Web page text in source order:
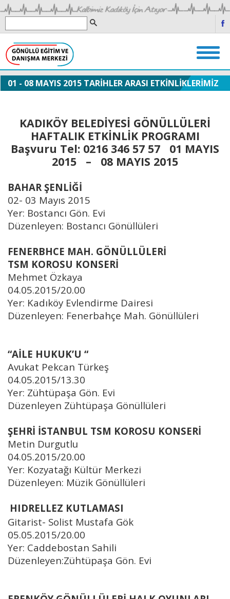
01 - 08 MAYIS 2015 TARİHLER ARASI ETKİNLİKLERİMİZ
KADIKÖY BELEDİYESİ GÖNÜLLÜLERİ
HAFTALIK ETKİNLİK PROGRAMI
Başvuru Tel: 0216 346 57 57
01 MAYIS
2015 – 08 MAYIS 2015
BAHAR ŞENLİĞİ
02- 03 Mayıs 2015
Yer: Bostancı Gön. Evi
Düzenleyen: Bostancı Gönüllüleri
FENERBHCE MAH. GÖNÜLLÜLERİ
TSM KOROSU KONSERİ
Mehmet Özkaya
04.05.2015/20.00
Yer: Kadıköy Evlendirme Dairesi
Düzenleyen: Fenerbahçe Mah. Gönüllüleri
“AİLE HUKUK’U “
Avukat Pekcan Türkeş
04.05.2015/13.30
Yer: Zühtüpaşa Gön. Evi
Düzenleyen Zühtüpaşa Gönüllüleri
ŞEHRİ İSTANBUL TSM KOROSU KONSERİ
Metin Durgutlu
04.05.2015/20.00
Yer: Kozyatağı Kültür Merkezi
Düzenleyen: Müzik Gönüllüleri
HIDRELLEZ KUTLAMASI
Gitarist- Solist Mustafa Gök
05.05.2015/20.00
Yer: Caddebostan Sahili
Düzenleyen:Zühtüpaşa Gön. Evi